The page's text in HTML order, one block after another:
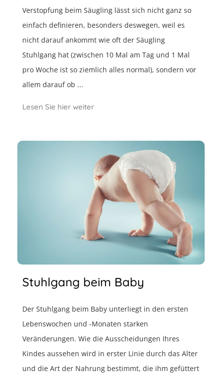
Verstopfung beim Säugling lässt sich nicht ganz so
einfach definieren, besonders deswegen, weil es
nicht darauf ankommt wie oft der Säugling
Stuhlgang hat (zwischen 10 Mal am Tag und 1 Mal
pro Woche ist so ziemlich alles normal), sondern vor
allem darauf ob ...
Lesen Sie hier weiter
Stuhlgang beim Baby
Der Stuhlgang beim Baby unterliegt in den ersten
Lebenswochen und -Monaten starken
Veränderungen. Wie die Ausscheidungen Ihres
Kindes aussehen wird in erster Linie durch das Alter
und die Art der Nahrung bestimmt, die ihm gefüttert